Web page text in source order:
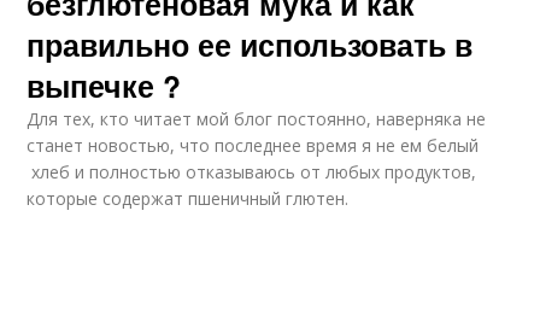
правильно ее использовать в
выпечке ?
Для тех, кто читает мой блог постоянно, наверняка не
станет новостью, что последнее время я не ем белый
хлеб и полностью отказываюсь от любых продуктов,
которые содержат пшеничный глютен.